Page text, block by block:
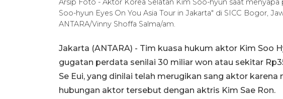
Arsip Foto - Aktor Korea Selatan Kim Soo-hyun saat
Soo-hyun Eyes On You Asia Tour in Jakarta" di SICC Bogor,
ANTARA/Vinny Shoffa Salma/am.
Jakarta (ANTARA) - Tim kuasa hukum aktor Kim Soo
gugatan perdata senilai 30 miliar won atau sekitar
Se Eui, yang dinilai telah merugikan sang aktor
hubungan aktor tersebut dengan aktris Kim Sae Ron.